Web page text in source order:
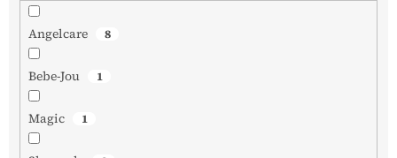
Angelcare 8
Bebe-Jou 1
Magic 1